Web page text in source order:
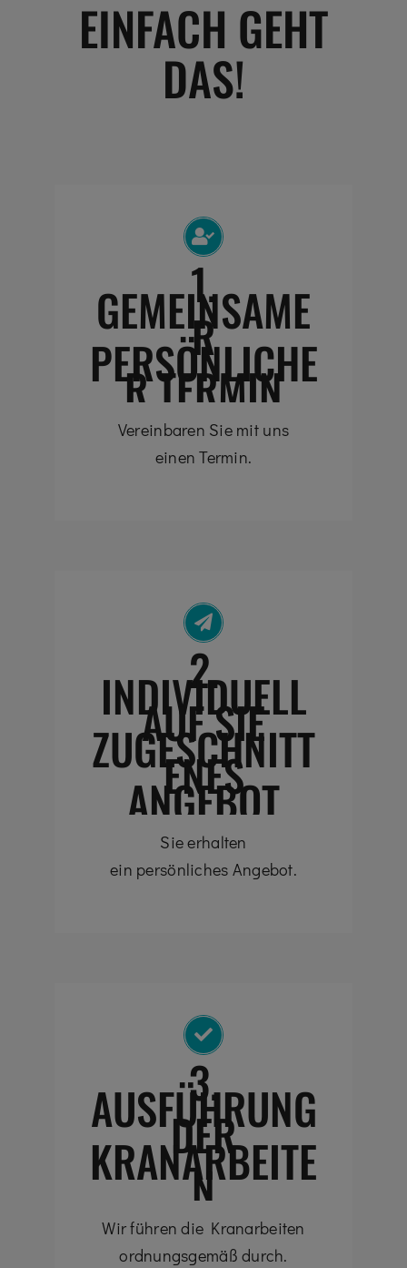
EINFACH GEHT
DAS!
1.
GEMEINSAME
R
PERSÖNLICHE
R TERMIN
Vereinbaren Sie mit uns
einen Termin.
2.
INDIVIDUELL
AUF SIE
ZUGESCHNITT
ENES
ANGEBOT
Sie erhalten
ein persönliches Angebot.
3.
AUSFÜHRUNG
DER
KRANARBEITE
N
Wir führen die Kranarbeiten
ordnungsgemäß durch.